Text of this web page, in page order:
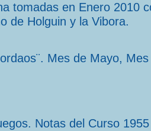
tomadas en Enero 2010
de Holguin y la Vibora.
Mes de Mayo,
Notas del Curso